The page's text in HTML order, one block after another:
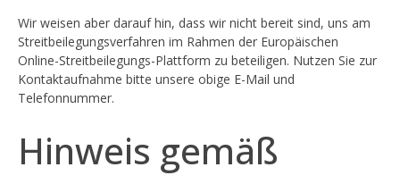
Wir weisen aber darauf hin, dass wir nicht bereit sind, uns am
Streitbeilegungsverfahren im Rahmen der Europäischen
Online-Streitbeilegungs-Plattform zu beteiligen. Nutzen Sie zur
Kontaktaufnahme bitte unsere obige E-Mail und
Telefonnummer.
Hinweis gemäß